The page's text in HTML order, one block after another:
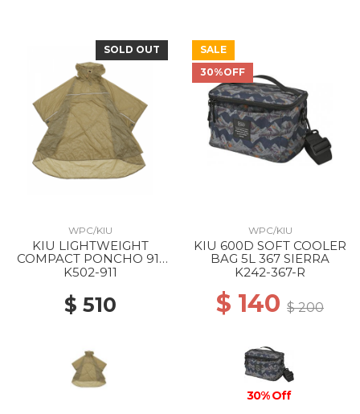
SOLD OUT
WPC/KIU
KIU LIGHTWEIGHT
COMPACT PONCHO 911
BEIGE
K502-911
$ 510
SALE
30%OFF
WPC/KIU
KIU 600D SOFT COOLER
BAG 5L 367 SIERRA
K242-367-R
$ 140 $ 200
30% Off